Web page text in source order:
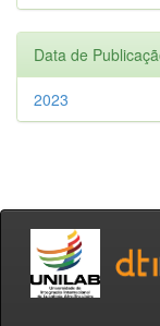
Data de
2023